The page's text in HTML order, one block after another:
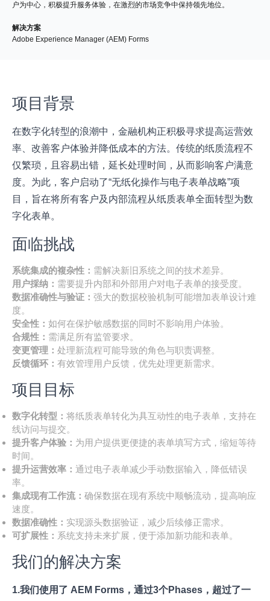
户为中心，积极提升服务体验，在激烈的市场竞争中保持领先地位。
解决方案
Adobe Experience Manager (AEM) Forms
项目背景
在数字化转型的浪潮中，金融机构正积极寻求提高运营效
率、改善客户体验并降低成本的方法。传统的纸质流程不
仅繁琐，且容易出错，延长处理时间，从而影响客户满意
度。为此，客户启动了“无纸化操作与电子表单战略”项
目，旨在将所有客户及内部流程从纸质表单全面转型为数
字化表单。
面临挑战
系统集成的複杂性： 需解决新旧系统之间的技术差异。
用户採纳： 需要提升内部和外部用户对电子表单的接受度。
数据准确性与验证：强大的数据校验机制可能增加表单设计难
度。
安全性：如何在保护敏感数据的同时不影响用户体验。
合规性： 需满足所有监管要求。
变更管理：处理新流程可能导致的角色与职责调整。
反馈循环：有效管理用户反馈，优先处理更新需求。
项目目标
数字化转型：将纸质表单转化为具互动性的电子表单，支持在
线访问与提交。
提升客户体验： 为用户提供更便捷的表单填写方式，缩短等待
时间。
提升运营效率：通过电子表单减少手动数据输入，降低错误
率。
集成现有工作流：确保数据在现有系统中顺畅流动，提高响应
速度。
数据准确性： 实现源头数据验证，减少后续修正需求。
可扩展性： 系统支持未来扩展，便于添加新功能和表单。
我们的解决方案
1.我们使用了 AEM Forms，通过3个Phases，超过了一